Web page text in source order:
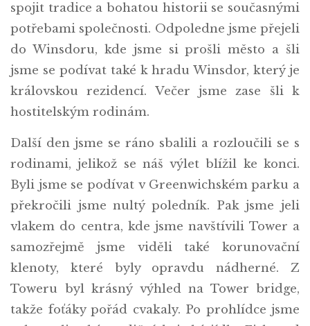
spojit tradice a bohatou historii se současnými
potřebami společnosti. Odpoledne jsme přejeli
do Winsdoru, kde jsme si prošli město a šli
jsme se podívat také k hradu Winsdor, který je
královskou rezidencí. Večer jsme zase šli k
hostitelským rodinám.
Další den jsme se ráno sbalili a rozloučili se s
rodinami, jelikož se náš výlet blížil ke konci.
Byli jsme se podívat v Greenwichském parku a
překročili jsme nultý poledník. Pak jsme jeli
vlakem do centra, kde jsme navštívili Tower a
samozřejmě jsme viděli také korunovační
klenoty, které byly opravdu nádherné. Z
Toweru byl krásný výhled na Tower bridge,
takže foťáky pořád cvakaly. Po prohlídce jsme